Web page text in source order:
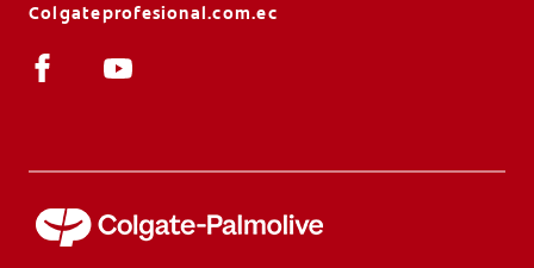
Colgateprofesional.com.ec